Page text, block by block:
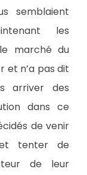
semblaient
les
marché du
et n’a pas dit
arriver des
dans ce
de venir
et tenter de
de leur